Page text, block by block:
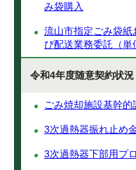
み袋購入
流山市指定ごみ袋紙
び配送業務委託（単
令和4年度随意契約状況
ごみ焼却施設基幹的
3次過熱器振れ止め
3次過熱器下部用プ